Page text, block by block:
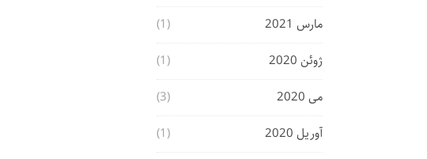
مارس 2021
(1)
ژوئن 2020
(1)
می 2020
(3)
آوریل 2020
(1)